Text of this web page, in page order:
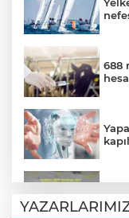
688
253